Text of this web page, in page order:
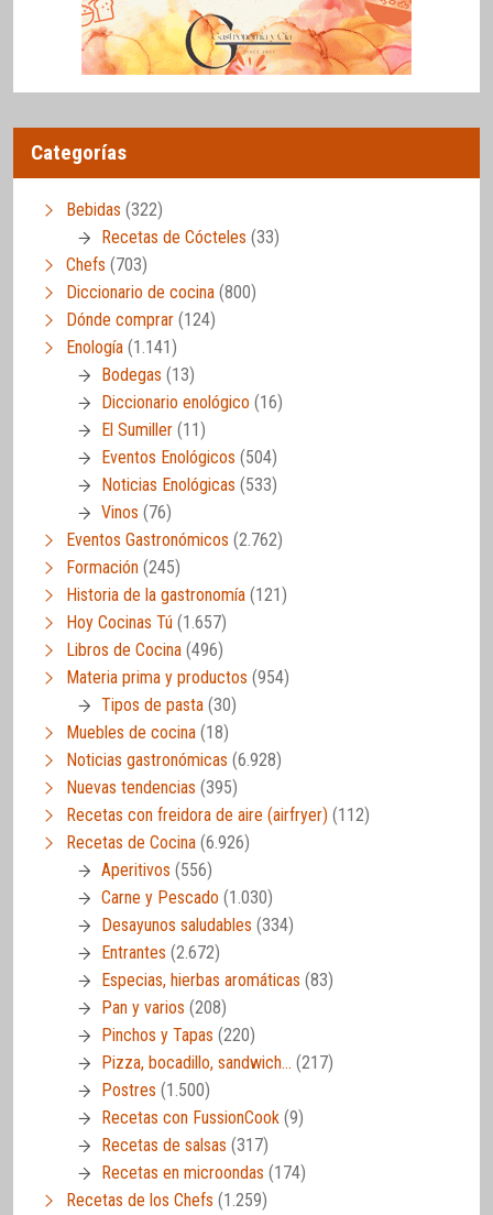
Categorías
Bebidas (322)
Recetas de Cócteles (33)
Chefs (703)
Diccionario de cocina (800)
Dónde comprar (124)
Enología (1.141)
Bodegas (13)
Diccionario enológico (16)
El Sumiller (11)
Eventos Enológicos (504)
Noticias Enológicas (533)
Vinos (76)
Eventos Gastronómicos (2.762)
Formación (245)
Historia de la gastronomía (121)
Hoy Cocinas Tú (1.657)
Libros de Cocina (496)
Materia prima y productos (954)
Tipos de pasta (30)
Muebles de cocina (18)
Noticias gastronómicas (6.928)
Nuevas tendencias (395)
Recetas con freidora de aire (airfryer) (112)
Recetas de Cocina (6.926)
Aperitivos (556)
Carne y Pescado (1.030)
Desayunos saludables (334)
Entrantes (2.672)
Especias, hierbas aromáticas (83)
Pan y varios (208)
Pinchos y Tapas (220)
Pizza, bocadillo, sandwich… (217)
Postres (1.500)
Recetas con FussionCook (9)
Recetas de salsas (317)
Recetas en microondas (174)
Recetas de los Chefs (1.259)